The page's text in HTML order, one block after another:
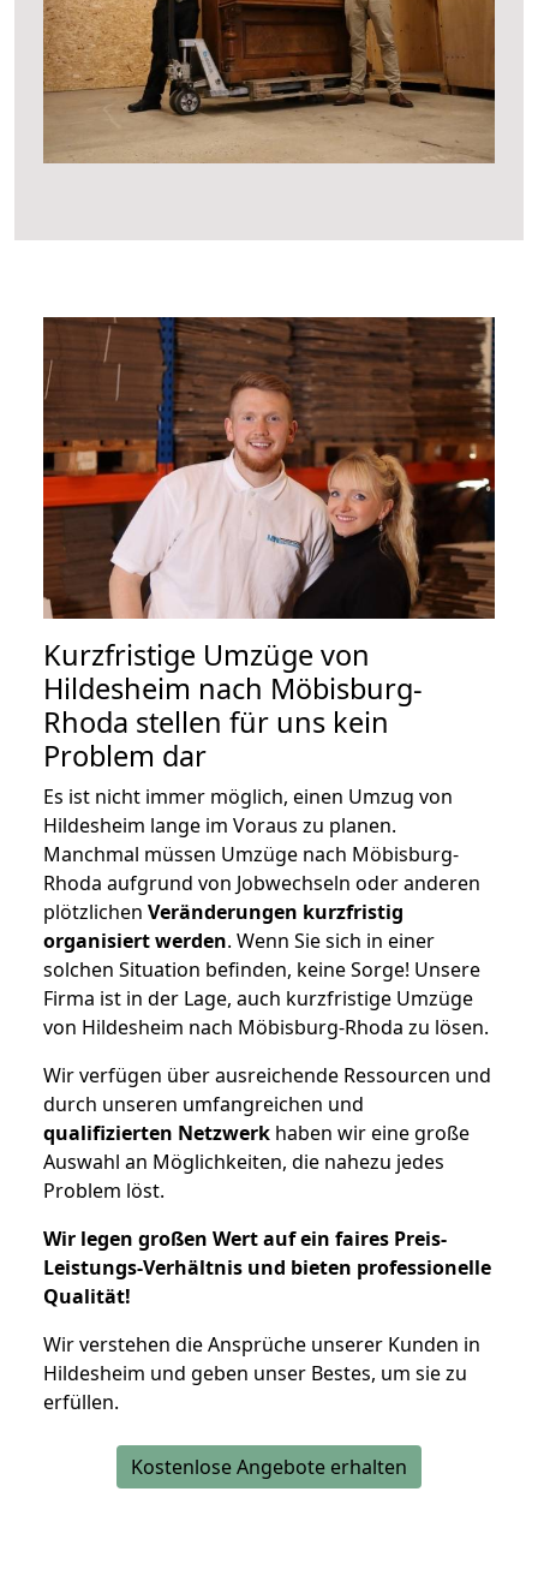
Kurzfristige Umzüge von
Hildesheim nach Möbisburg-
Rhoda stellen für uns kein
Problem dar
Es ist nicht immer möglich, einen Umzug von
Hildesheim lange im Voraus zu planen.
Manchmal müssen Umzüge nach Möbisburg-
Rhoda aufgrund von Jobwechseln oder anderen
plötzlichen Veränderungen kurzfristig
organisiert werden. Wenn Sie sich in einer
solchen Situation befinden, keine Sorge! Unsere
Firma ist in der Lage, auch kurzfristige Umzüge
von Hildesheim nach Möbisburg-Rhoda zu lösen.
Wir verfügen über ausreichende Ressourcen und
durch unseren umfangreichen und
qualifizierten Netzwerk haben wir eine große
Auswahl an Möglichkeiten, die nahezu jedes
Problem löst.
Wir legen großen Wert auf ein faires Preis-
Leistungs-Verhältnis und bieten professionelle
Qualität!
Wir verstehen die Ansprüche unserer Kunden in
Hildesheim und geben unser Bestes, um sie zu
erfüllen.
Kostenlose Angebote erhalten